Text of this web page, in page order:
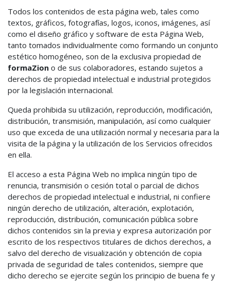
Todos los contenidos de esta página web, tales como
textos, gráficos, fotografías, logos, iconos, imágenes, así
como el diseño gráfico y software de esta Página Web,
tanto tomados individualmente como formando un conjunto
estético homogéneo, son de la exclusiva propiedad de
formaZion o de sus colaboradores, estando sujetos a
derechos de propiedad intelectual e industrial protegidos
por la legislación internacional.
Queda prohibida su utilización, reproducción, modificación,
distribución, transmisión, manipulación, así como cualquier
uso que exceda de una utilización normal y necesaria para la
visita de la página y la utilización de los Servicios ofrecidos
en ella.
El acceso a esta Página Web no implica ningún tipo de
renuncia, transmisión o cesión total o parcial de dichos
derechos de propiedad intelectual e industrial, ni confiere
ningún derecho de utilización, alteración, explotación,
reproducción, distribución, comunicación pública sobre
dichos contenidos sin la previa y expresa autorización por
escrito de los respectivos titulares de dichos derechos, a
salvo del derecho de visualización y obtención de copia
privada de seguridad de tales contenidos, siempre que
dicho derecho se ejercite según los principio de buena fe y